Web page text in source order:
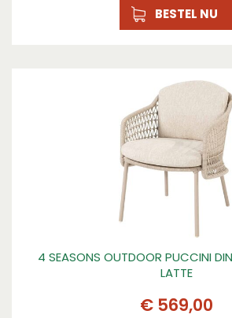
BESTEL NU
4 SEASONS OUTDOOR PUCCINI
LATTE
€ 569,00